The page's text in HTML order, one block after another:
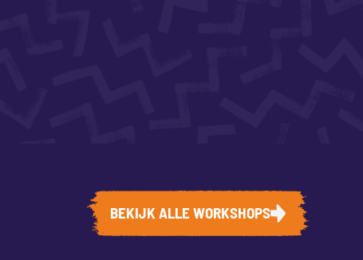
BEKIJK ALLE WORKSHOPS